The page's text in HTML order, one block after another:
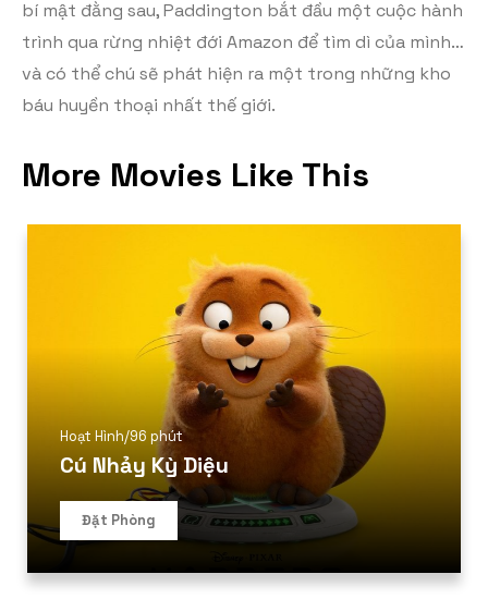
bí mật đằng sau, Paddington bắt đầu một cuộc hành
trình qua rừng nhiệt đới Amazon để tìm dì của mình…
và có thể chú sẽ phát hiện ra một trong những kho
báu huyền thoại nhất thế giới.
More Movies Like This
Hoạt Hình/96 phút
Cú Nhảy Kỳ Diệu
Đặt Phòng